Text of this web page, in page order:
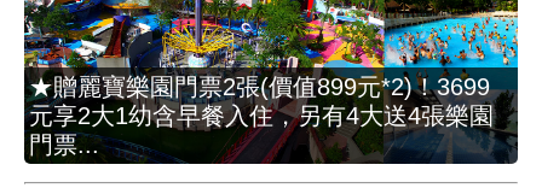
★贈麗寶樂園門票2張(價值899元*2)！3699
元享2大1幼含早餐入住，另有4大送4張樂園
門票...